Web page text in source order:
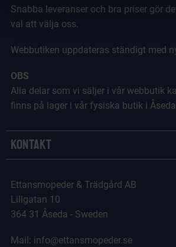
Snabba leveranser och bra priser gör
val att välja oss.
Webbutiken uppdateras ständigt med
OBS
Alla delar som vi säljer i vår webbutik
finns på lager i vår fysiska butik i
Kontakt
Ettansmopeder & Trädgård AB
Lillgatan 10
364 31 Åseda - Sweden
Mail: info@ettansmopeder.se